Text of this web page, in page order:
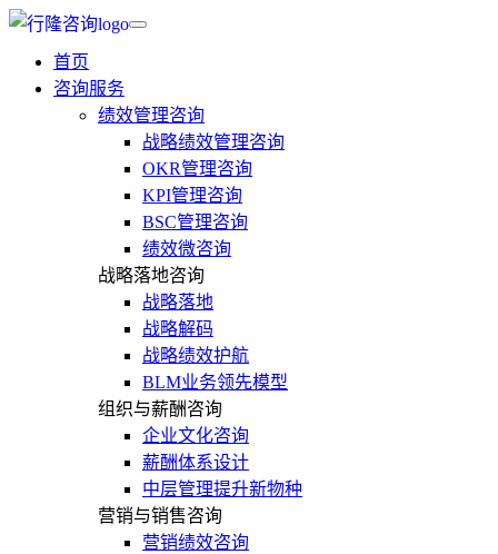
首页
咨询服务
绩效管理咨询
战略绩效管理咨询
OKR管理咨询
KPI管理咨询
BSC管理咨询
绩效微咨询
战略落地咨询
战略落地
战略解码
战略绩效护航
BLM业务领先模型
组织与薪酬咨询
企业文化咨询
薪酬体系设计
中层管理提升新物种
营销与销售咨询
营销绩效咨询